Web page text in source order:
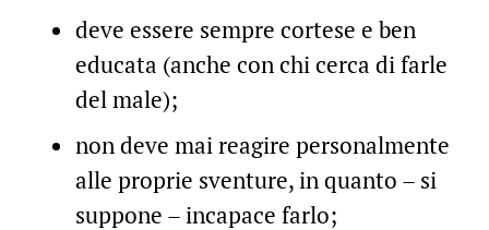
deve essere sempre cortese e ben
educata (anche con chi cerca di farle
del male);
non deve mai reagire personalmente
alle proprie sventure, in quanto – si
suppone – incapace farlo;